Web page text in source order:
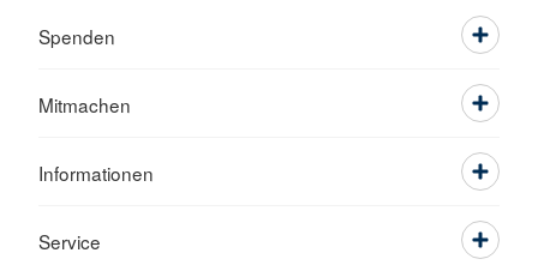
Spenden
Mitmachen
Informationen
Service